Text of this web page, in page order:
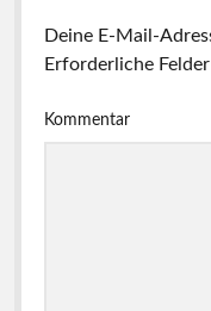
Deine E-Mail-
Erforderliche
Kommentar